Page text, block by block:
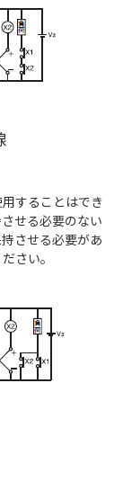
することはでき
せる必要のない
させる必要があ
さい。